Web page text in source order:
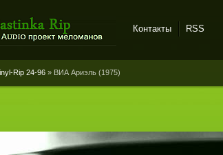
Контакты RSS
Rip 24-96 » ВИА Ариэль (1975)